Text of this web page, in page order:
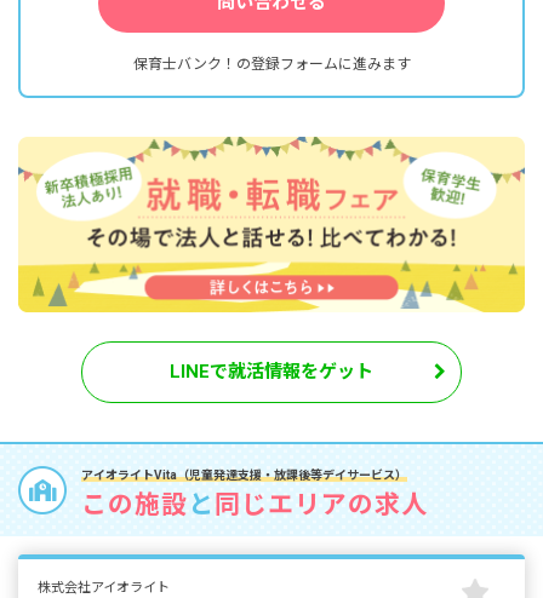
保育士バンク！の登録フォームに進みます
LINEで就活情報をゲット
アイオライトVita（児童発達支援・放課後等デイサービス）
この施設 と 同じエリアの求人
株式会社アイオライト